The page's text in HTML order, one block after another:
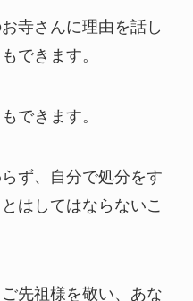
寺さんに理由を話し
できます。
できます。
ず、自分で処分をす
はしてはならないこ
先祖様を敬い、あな